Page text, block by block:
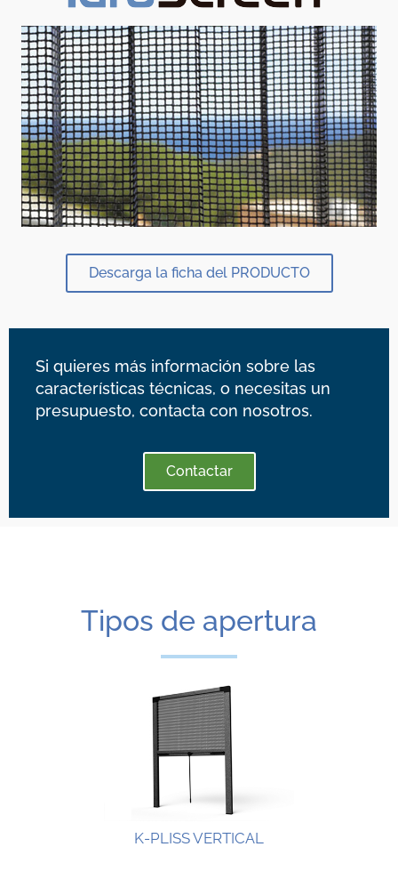
Descarga la ficha del PRODUCTO
Si quieres más información sobre las
características técnicas, o necesitas un
presupuesto, contacta con nosotros.
Contactar
Tipos de apertura
K-PLISS VERTICAL